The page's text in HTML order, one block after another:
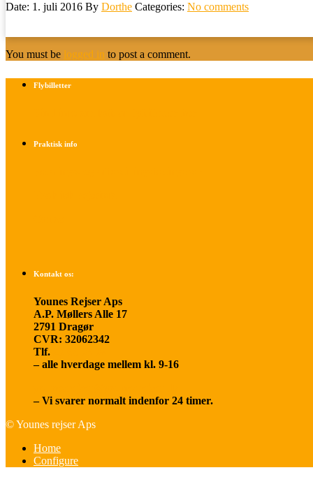
Date: 1. juli 2016 By Dorthe Categories: No comments
You must be logged in to post a comment.
Flybilletter
Praktisk info
Kontakt os:
Younes Rejser Aps
A.P. Møllers Alle 17
2791 Dragør
CVR: 32062342
Tlf.
– alle hverdage mellem kl. 9-16
– Vi svarer normalt indenfor 24 timer.
© Younes rejser Aps
Home
Configure